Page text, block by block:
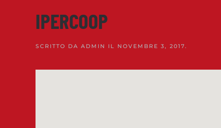
IPERCOOP
SCRITTO DA ADMIN IL NOVEMBRE 3, 2017.